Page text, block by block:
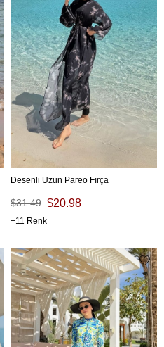
Desenli Uzun Pareo Fırça
$20.98
$31.49
11